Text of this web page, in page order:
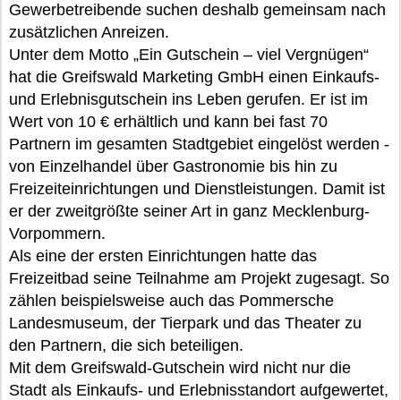
Gewerbetreibende suchen deshalb gemeinsam nach
zusätzlichen Anreizen.
Unter dem Motto „Ein Gutschein – viel Vergnügen“
hat die Greifswald Marketing GmbH einen Einkaufs-
und Erlebnisgutschein ins Leben gerufen. Er ist im
Wert von 10 € erhältlich und kann bei fast 70
Partnern im gesamten Stadtgebiet eingelöst werden -
von Einzelhandel über Gastronomie bis hin zu
Freizeiteinrichtungen und Dienstleistungen. Damit ist
er der zweitgrößte seiner Art in ganz Mecklenburg-
Vorpommern.
Als eine der ersten Einrichtungen hatte das
Freizeitbad seine Teilnahme am Projekt zugesagt. So
zählen beispielsweise auch das Pommersche
Landesmuseum, der Tierpark und das Theater zu
den Partnern, die sich beteiligen.
Mit dem Greifswald-Gutschein wird nicht nur die
Stadt als Einkaufs- und Erlebnisstandort aufgewertet,